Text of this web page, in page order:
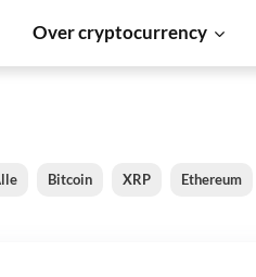
Over cryptocurrency
Bitcoin XRP Ethereum